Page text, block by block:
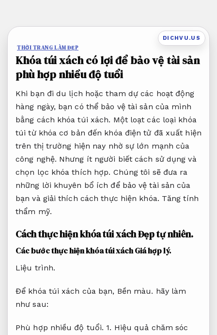
nội
dung
DICHVU.US
THỜI TRANG LÀM ĐẸP
Khóa túi xách có lợi để bảo vệ tài sản
phù hợp nhiều độ tuổi
Khi bạn đi du lịch hoặc tham dự các hoạt động
hàng ngày, bạn có thể bảo vệ tài sản của mình
bằng cách khóa túi xách. Một loạt các loại khóa
túi từ khóa cơ bản đến khóa điện tử đã xuất hiện
trên thị trường hiện nay nhờ sự lớn mạnh của
công nghệ. Nhưng ít người biết cách sử dụng và
chọn lọc khóa thích hợp. Chúng tôi sẽ đưa ra
những lời khuyên bổ ích để bảo vệ tài sản của
bạn và giải thích cách thực hiện khóa. Tăng tính
thẩm mỹ.
Cách thực hiện khóa túi xáchĐẹp tự nhiên.
Các bước thực hiện khóa túi xáchGiá hợp lý.
Liệu trình.
Để khóa túi xách của bạn, Bền màu. hãy làm
như sau:
Phù hợp nhiều độ tuổi. 1. Hiệu quả chăm sóc